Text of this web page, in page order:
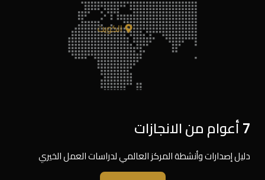
الكويت
7 أعوام من الانجازات
دليل إصدارات وأنشطة المركز العالمي لدراسات العمل الخيري